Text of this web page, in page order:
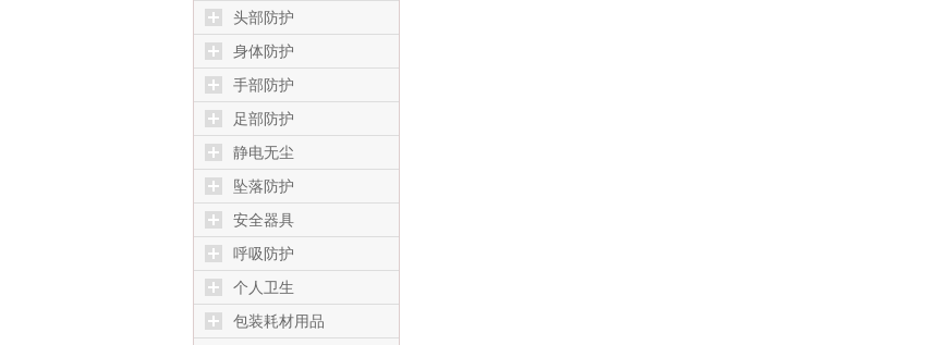
头部防护
身体防护
手部防护
足部防护
静电无尘
坠落防护
安全器具
呼吸防护
个人卫生
包装耗材用品